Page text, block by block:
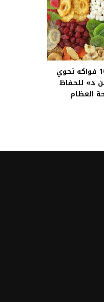
أفضل 10 فواكه تحوي
د» للحفاظ
العظام